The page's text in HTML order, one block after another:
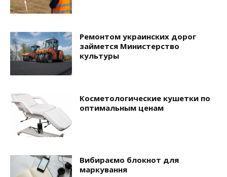
Ремонтом украинских дорог
займется Министерство
культуры
Косметологические кушетки по
оптимальным ценам
Вибираємо блокнот для
маркування